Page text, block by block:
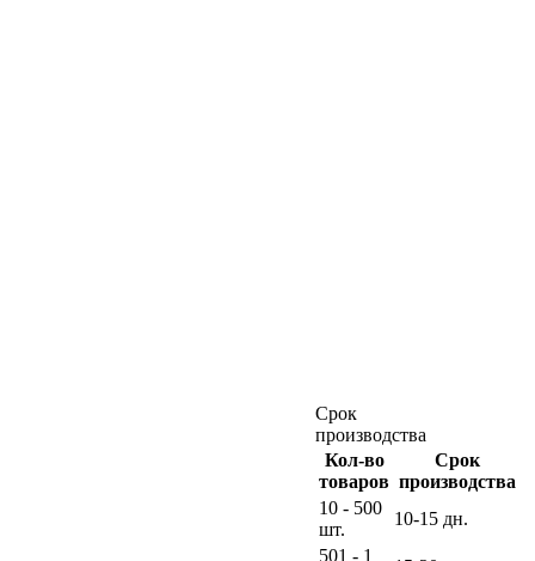
Срок
производства
Кол-во
товаров
Срок
производства
10 - 500
шт.
10-15 дн.
501 - 1